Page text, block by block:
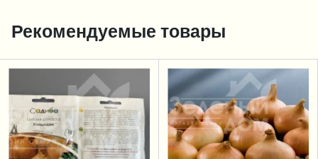
Рекомендуемые товары